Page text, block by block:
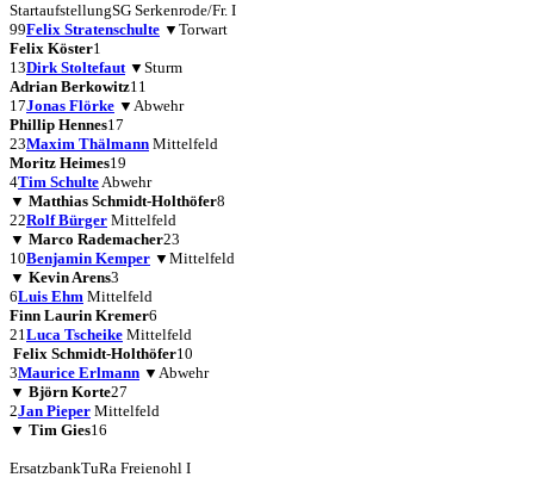
StartaufstellungSG Serkenrode/Fr. I
99Felix Stratenschulte ▼ Torwart
Felix Köster1
13Dirk Stoltefaut ▼ Sturm
Adrian Berkowitz11
17Jonas Flörke ▼ Abwehr
Phillip Hennes17
23Maxim Thälmann Mittelfeld
Moritz Heimes19
4Tim SchulteAbwehr
▼ Matthias Schmidt-Holthöfer8
22Rolf Bürger Mittelfeld
▼ Marco Rademacher23
10Benjamin Kemper ▼ Mittelfeld
▼ Kevin Arens3
6Luis Ehm Mittelfeld
Finn Laurin Kremer6
21Luca Tscheike Mittelfeld
Felix Schmidt-Holthöfer10
3Maurice Erlmann ▼ Abwehr
▼ Björn Korte27
2Jan Pieper Mittelfeld
▼ Tim Gies16
ErsatzbankTuRa Freienohl I